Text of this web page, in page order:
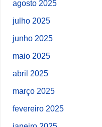
agosto 2025
julho 2025
junho 2025
maio 2025
abril 2025
março 2025
fevereiro 2025